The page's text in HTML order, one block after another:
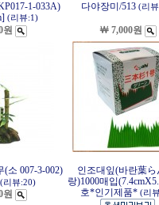
1-033A)
(리뷰:1)
원
다야장미/513 (리
￦ 7,000원
(소 007-3-002)
(리뷰:20)
원
인조대잎(바란葉ら
랑)1000매입
호*인기제품* (리